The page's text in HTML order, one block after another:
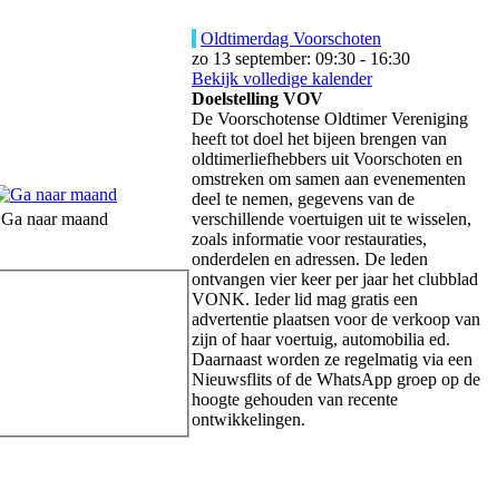
Ga naar maand
Oldtimerdag Voorschoten
zo 13 september: 09:30 - 16:30
Bekijk volledige kalender
Doelstelling VOV
De Voorschotense Oldtimer Vereniging
heeft tot doel het bijeen brengen van
oldtimerliefhebbers uit Voorschoten en
omstreken om samen aan evenementen
deel te nemen, gegevens van de
verschillende voertuigen uit te wisselen,
zoals informatie voor restauraties,
onderdelen en adressen. De leden
ontvangen vier keer per jaar het clubblad
VONK. Ieder lid mag gratis een
advertentie plaatsen voor de verkoop van
zijn of haar voertuig, automobilia ed.
Daarnaast worden ze regelmatig via een
Nieuwsflits of de WhatsApp groep op de
hoogte gehouden van recente
ontwikkelingen.